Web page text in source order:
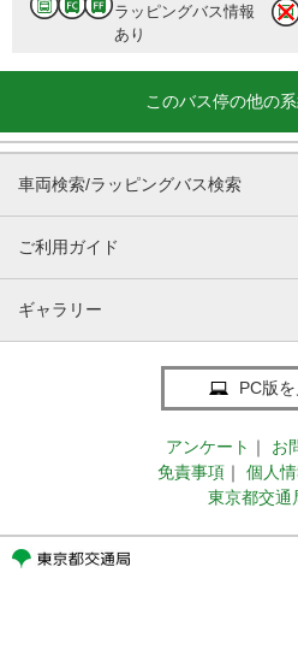
ラッピングバス情報
あり
このバス停の他の
車両検索/ラッピングバス検索
ご利用ガイド
ギャラリー
PC版
アンケート ｜
お
免責事項 ｜
個人
東京都交通